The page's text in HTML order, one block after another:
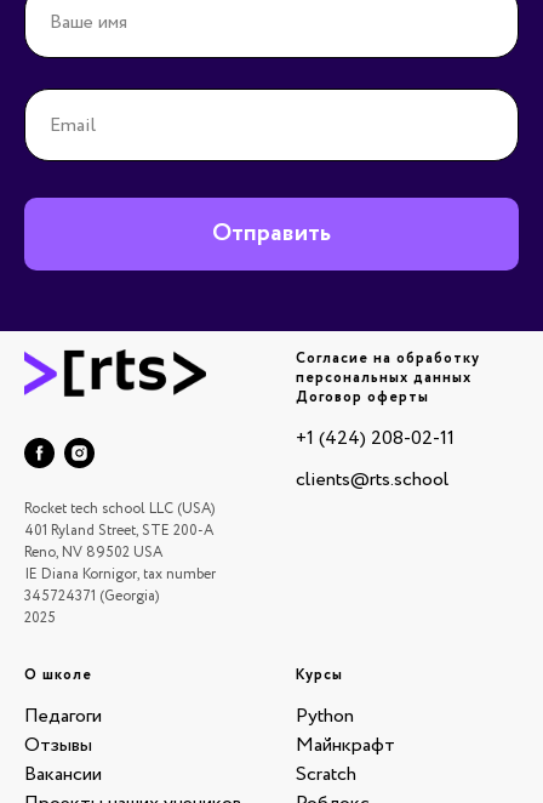
Отправить
Rocket tech school LLC (USA)
401 Ryland Street, STE 200-A
Reno, NV 89502 USA
IE Diana Kornigor, tax number
345724371 (Georgia)
2025
Согласие на обработку
персональных данных
Договор оферты
+1 (424) 208-02-11
clients@rts.school
О школе
Педагоги
Отзывы
Вакансии
Курсы
Python
Майнкрафт
Scratch